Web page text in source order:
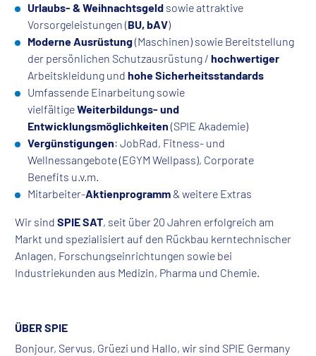
ÜBER SPIE
Bonjour, Servus, Grüezi und Hallo, wir sind SPIE Germany
Urlaubs- & Weihnachtsgeld sowie attraktive
Vorsorgeleistungen (BU, bAV)
Moderne Ausrüstung(Maschinen) sowie Bereitstellung
der persönlichen Schutzausrüstung / hochwertiger
Arbeitskleidung und hohe Sicherheitsstandards
Umfassende Einarbeitung sowie
vielfältigeWeiterbildungs- und
Entwicklungsmöglichkeiten (SPIE Akademie)
Vergünstigungen: JobRad, Fitness- und
Wellnessangebote (EGYM Wellpass), Corporate
Benefits u.v.m.
Mitarbeiter-Aktienprogramm & weitere Extras
Wir sind SPIE SAT, seit über 20 Jahren erfolgreich am
Markt und spezialisiert auf den Rückbau kerntechnischer
Anlagen, Forschungseinrichtungen sowie bei
Industriekunden aus Medizin, Pharma und Chemie.